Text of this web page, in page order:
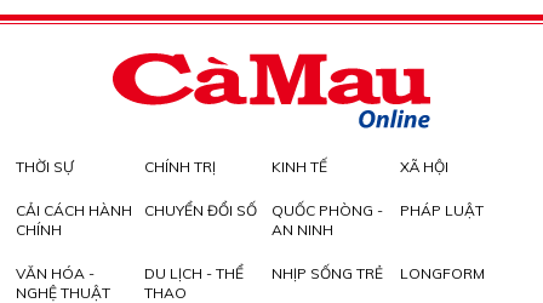
THỜI SỰ CHÍNH TRỊ KINH TẾ XÃ HỘI
CẢI CÁCH HÀNH
CHÍNH
CHUYỂN ĐỔI SỐ
QUỐC PHÒNG -
AN NINH
PHÁP LUẬT
VĂN HÓA -
NGHỆ THUẬT
DU LỊCH - THỂ
THAO
NHỊP SỐNG TRẺ LONGFORM